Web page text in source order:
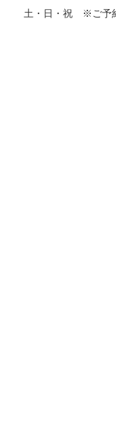
土・日・祝 ※ご予